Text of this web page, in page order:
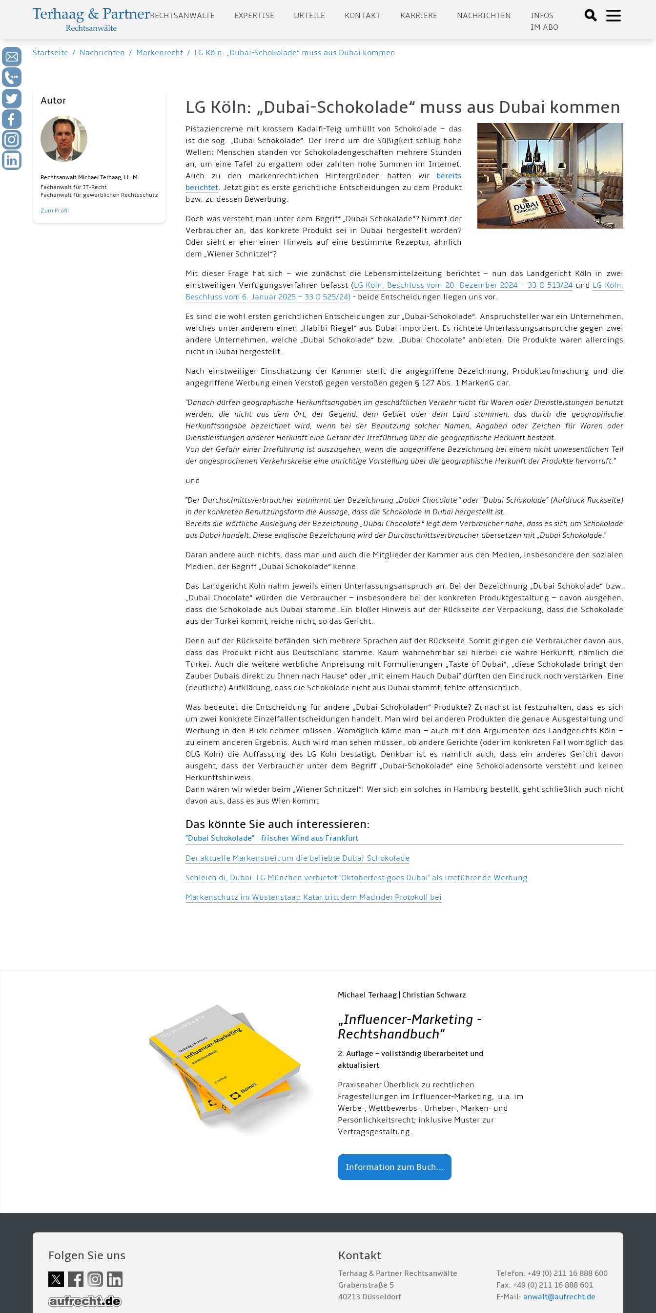
RECHTSANWÄLTE EXPERTISE URTEILE KONTAKT KARRIERE NACHRICHTEN
INFOS
IM ABO
Startseite / Nachrichten / Markenrecht / LG Köln: „Dubai-Schokolade“ muss aus Dubai kommen
Autor
Rechtsanwalt Michael Terhaag, LL. M.
Fachanwalt für IT-Recht
Fachanwalt für gewerblichen Rechtsschutz
Zum Profil
LG Köln: „Dubai-Schokolade“ muss aus Dubai kommen
Pistaziencreme mit krossem Kadaifi-Teig umhüllt von Schokolade – das
ist die sog. „Dubai Schokolade“. Der Trend um die Süßigkeit schlug hohe
Wellen: Menschen standen vor Schokoladengeschäften mehrere Stunden
an, um eine Tafel zu ergattern oder zahlten hohe Summen im Internet.
Auch zu den markenrechtlichen Hintergründen hatten wir bereits
berichtet. Jetzt gibt es erste gerichtliche Entscheidungen zu dem Produkt
bzw. zu dessen Bewerbung.
Doch was versteht man unter dem Begriff „Dubai Schokalade“? Nimmt der
Verbraucher an, das konkrete Produkt sei in Dubai hergestellt worden?
Oder sieht er eher einen Hinweis auf eine bestimmte Rezeptur, ähnlich
dem „Wiener Schnitzel“?
Mit dieser Frage hat sich – wie zunächst die Lebensmittelzeitung berichtet – nun das Landgericht Köln in zwei
einstweiligen Verfügungsverfahren befasst (LG Köln, Beschluss vom 20. Dezember 2024 – 33 O 513/24 und LG Köln,
Beschluss vom 6. Januar 2025 – 33 O 525/24) - beide Entscheidungen liegen uns vor.
Es sind die wohl ersten gerichtlichen Entscheidungen zur „Dubai-Schokolade“. Anspruchsteller war ein Unternehmen,
welches unter anderem einen „Habibi-Riegel“ aus Dubai importiert. Es richtete Unterlassungsansprüche gegen zwei
andere Unternehmen, welche „Dubai Schokolade“ bzw. „Dubai Chocolate“ anbieten. Die Produkte waren allerdings
nicht in Dubai hergestellt.
Nach einstweiliger Einschätzung der Kammer stellt die angegriffene Bezeichnung, Produktaufmachung und die
angegriffene Werbung einen Verstoß gegen verstoßen gegen § 127 Abs. 1 MarkenG dar.
"Danach dürfen geographische Herkunftsangaben im geschäftlichen Verkehr nicht für Waren oder Dienstleistungen benutzt
werden, die nicht aus dem Ort, der Gegend, dem Gebiet oder dem Land stammen, das durch die geographische
Herkunftsangabe bezeichnet wird, wenn bei der Benutzung solcher Namen, Angaben oder Zeichen für Waren oder
Dienstleistungen anderer Herkunft eine Gefahr der Irreführung über die geographische Herkunft besteht.
Von der Gefahr einer Irreführung ist auszugehen, wenn die angegriffene Bezeichnung bei einem nicht unwesentlichen Teil
der angesprochenen Verkehrskreise eine unrichtige Vorstellung über die geographische Herkunft der Produkte hervorruft."
und
"Der Durchschnittsverbraucher entnimmt der Bezeichnung „Dubai Chocolate“ oder "Dubai Schokolade" (Aufdruck Rückseite)
in der konkreten Benutzungsform die Aussage, dass die Schokolode in Dubai hergestellt ist.
Bereits die wörtliche Auslegung der Bezeichnung „Dubai Chocolate“ legt dem Verbraucher nahe, dass es sich um Schokolade
aus Dubai handelt. Diese englische Bezeichnung wird der Durchschnittsverbraucher übersetzen mit „Dubai Schokolade."
Daran andere auch nichts, dass man und auch die Mitglieder der Kammer aus den Medien, insbesondere den sozialen
Medien, der Begriff „Dubai Schokolade“ kenne.
Das Landgericht Köln nahm jeweils einen Unterlassungsanspruch an. Bei der Bezeichnung „Dubai Schokolade“ bzw.
„Dubai Chocolate“ würden die Verbraucher – insbesondere bei der konkreten Produktgestaltung – davon ausgehen,
dass die Schokolade aus Dubai stamme. Ein bloßer Hinweis auf der Rückseite der Verpackung, dass die Schokolade
aus der Türkei kommt, reiche nicht, so das Gericht.
Denn auf der Rückseite befänden sich mehrere Sprachen auf der Rückseite. Somit gingen die Verbraucher davon aus,
dass das Produkt nicht aus Deutschland stamme. Kaum wahrnehmbar sei hierbei die wahre Herkunft, nämlich die
Türkei. Auch die weitere werbliche Anpreisung mit Formulierungen „Taste of Dubai“, „diese Schokolade bringt den
Zauber Dubais direkt zu Ihnen nach Hause“ oder „mit einem Hauch Dubai" dürften den Eindruck noch verstärken. Eine
(deutliche) Aufklärung, dass die Schokolade nicht aus Dubai stammt, fehlte offensichtlich.
Was bedeutet die Entscheidung für andere „Dubai-Schokoladen“-Produkte? Zunächst ist festzuhalten, dass es sich
um zwei konkrete Einzelfallentscheidungen handelt. Man wird bei anderen Produkten die genaue Ausgestaltung und
Werbung in den Blick nehmen müssen. Womöglich käme man – auch mit den Argumenten des Landgerichts Köln –
zu einem anderen Ergebnis. Auch wird man sehen müssen, ob andere Gerichte (oder im konkreten Fall womöglich das
OLG Köln) die Auffassung des LG Köln bestätigt. Denkbar ist es nämlich auch, dass ein anderes Gericht davon
ausgeht, dass der Verbraucher unter dem Begriff „Dubai-Schokolade“ eine Schokoladensorte versteht und keinen
Herkunftshinweis.
Dann wären wir wieder beim „Wiener Schnitzel“: Wer sich ein solches in Hamburg bestellt, geht schließlich auch nicht
davon aus, dass es aus Wien kommt.
Das könnte Sie auch interessieren:
"Dubai Schokolade" - frischer Wind aus Frankfurt
Der aktuelle Markenstreit um die beliebte Dubai-Schokolade
Schleich di, Dubai: LG München verbietet "Oktoberfest goes Dubai" als irreführende Werbung
Markenschutz im Wüstenstaat: Katar tritt dem Madrider Protokoll bei
Michael Terhaag | Christian Schwarz
„Influencer-Marketing -
Rechtshandbuch“
2. Auflage – vollständig überarbeitet und
aktualisiert
Praxisnaher Überblick zu rechtlichen
Fragestellungen im Influencer-Marketing, u.a. im
Werbe-, Wettbewerbs-, Urheber-, Marken- und
Persönlichkeitsrecht; inklusive Muster zur
Vertragsgestaltung.
Information zum Buch...
Folgen Sie uns Kontakt
Terhaag & Partner Rechtsanwälte
Grabenstraße 5
40213 Düsseldorf
Telefon: +49 (0) 211 16 888 600
Fax: +49 (0) 211 16 888 601
E-Mail: anwalt@aufrecht.de